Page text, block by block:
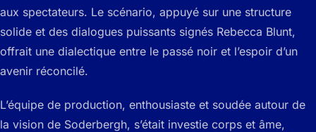
aux spectateurs. Le scénario, appuyé sur une structure
solide et des dialogues puissants signés Rebecca Blunt,
offrait une dialectique entre le passé noir et l’espoir d’un
avenir réconcilé.
L’équipe de production, enthousiaste et soudée autour de
la vision de Soderbergh, s’était investie corps et âme,